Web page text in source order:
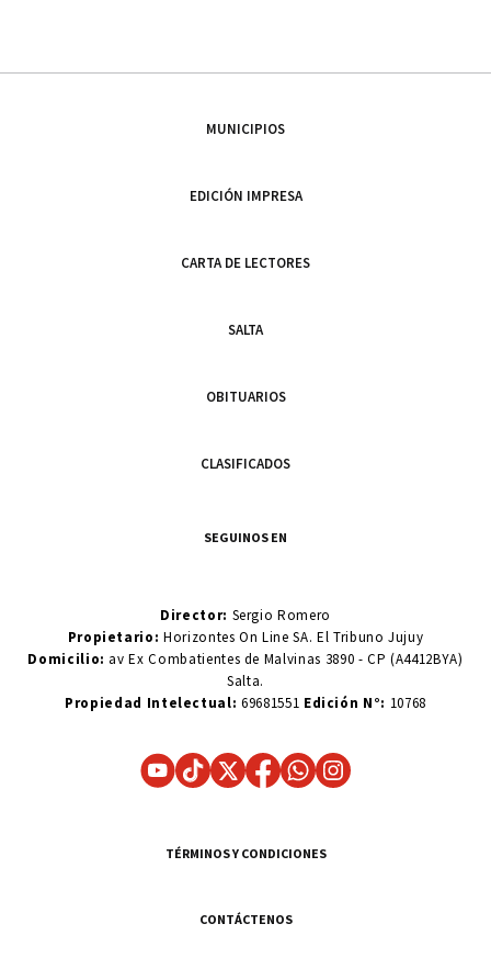
MUNICIPIOS
EDICIÓN IMPRESA
CARTA DE LECTORES
SALTA
OBITUARIOS
CLASIFICADOS
SEGUINOS EN
Director: Sergio Romero
Propietario:Horizontes On Line SA. El Tribuno Jujuy
Domicilio: av Ex Combatientes de Malvinas 3890 - CP (A4412BYA)
Salta.
Propiedad Intelectual: 69681551 Edición N°: 10768
TÉRMINOS Y CONDICIONES
CONTÁCTENOS